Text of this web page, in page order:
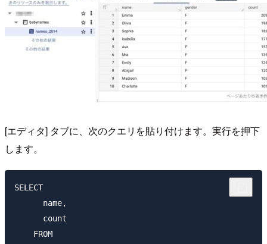
[エディタ] タブに、次のクエリを貼り付けます。実行を押下
します。
SELECT
      name,
      count
    FROM